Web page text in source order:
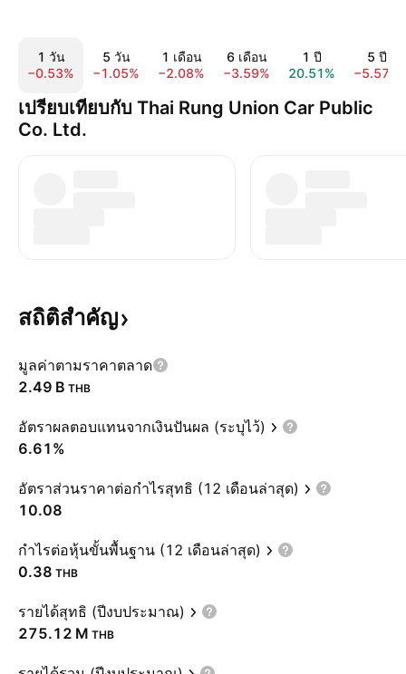
1 วัน
−0.53%
5 วัน
−1.05%
1 เดือน
−2.08%
6 เดือน
−3.59%
1 ปี
20.51%
5 ปี
−5.57%
เปรียบเทียบกับ Thai Rung Union Car Public
Co. Ltd.
สถิติสำคัญ
มูลค่าตามราคาตลาด
‪2.49 B‬ THB
อัตราผลตอบแทนจากเงินปันผล (ระบุไว้)
6.61%
อัตราส่วนราคาต่อกำไรสุทธิ (12 เดือนล่าสุด)
10.08
กำไรต่อหุ้นขั้นพื้นฐาน (12 เดือนล่าสุด)
0.38 THB
รายได้สุทธิ (ปีงบประมาณ)
‪275.12 M‬ THB